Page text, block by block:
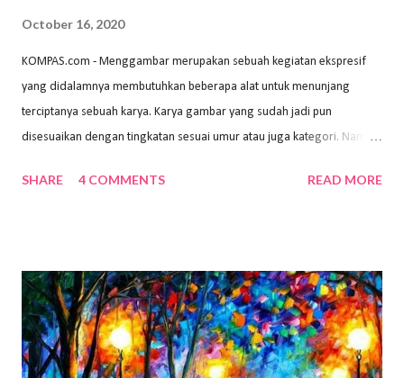
October 16, 2020
KOMPAS.com - Menggambar merupakan sebuah kegiatan ekspresif
yang didalamnya membutuhkan beberapa alat untuk menunjang
terciptanya sebuah karya. Karya gambar yang sudah jadi pun
disesuaikan dengan tingkatan sesuai umur atau juga kategori. Namun,
sehingga hasilnya bisa dilihat. Peran alat dan bahan sangat
memiliki spesifikasi berbeda sesuai jenisnya. Berikut peralatan
menggambar bentuk: 1. Kertas Gambar Kegiatan menggambar
membutuhkan kertas yang baik agar proses pembuatan gambar lebih
nyaman dan maksimal. Bahan kertas yang baik salah satu syaratnya
SHARE 4 COMMENTS READ MORE